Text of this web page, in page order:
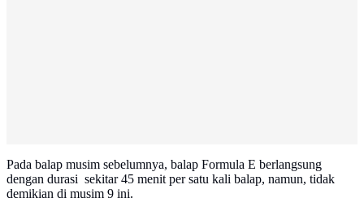
Pada balap musim sebelumnya, balap Formula E berlangsung
dengan durasi sekitar 45 menit per satu kali balap, namun, tidak
demikian di musim 9 ini.